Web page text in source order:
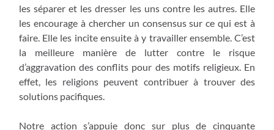
les séparer et les dresser les uns contre les autres. Elle
les encourage à chercher un consensus sur ce qui est à
faire. Elle les incite ensuite à y travailler ensemble. C’est
la meilleure manière de lutter contre le risque
d’aggravation des conflits pour des motifs religieux. En
effet, les religions peuvent contribuer à trouver des
solutions pacifiques.
Notre action s’appuie donc sur plus de cinquante